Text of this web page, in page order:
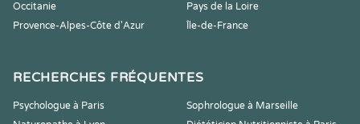
Occitanie
Pays de la Loire
Provence-Alpes-Côte d'Azur
Île-de-France
RECHERCHES FRÉQUENTES
Psychologue à Paris
Sophrologue à Marseille